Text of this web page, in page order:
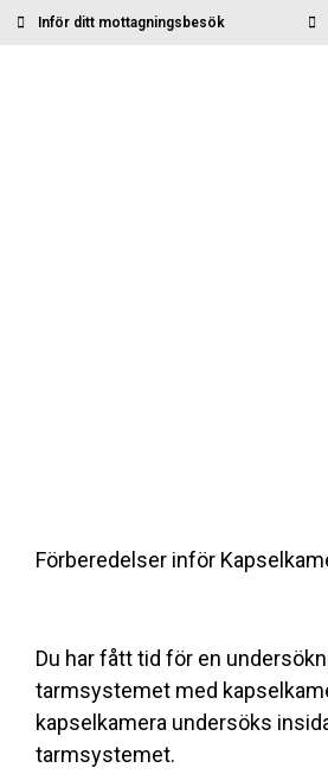
Inför ditt mottagningsbesök
Förberedelser inför
Du har fått tid för en
tarmsystemet med
kapselkamera undersöks
tarmsystemet.